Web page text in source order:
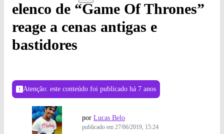
elenco de “Game Of Thrones”
reage a cenas antigas e
bastidores
Atenção: este conteúdo foi publicado há 7 anos
por Lucas Belo
publicado em 27/06/2019, 15:24